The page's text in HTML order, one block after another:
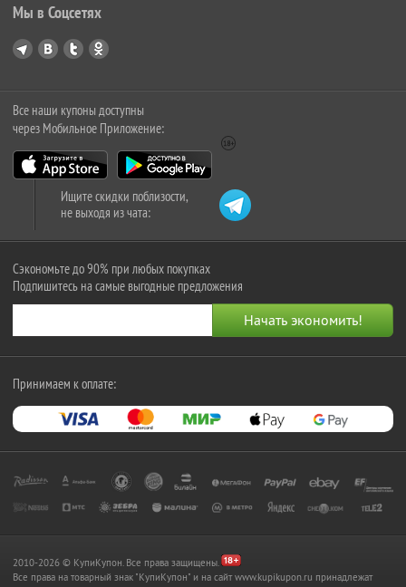
Мы в Соцсетях
Все наши купоны доступны
через Мобильное Приложение:
Ищите скидки поблизости,
не выходя из чата:
Сэкономьте до 90% при любых покупках
Подпишитесь на самые выгодные предложения
Принимаем к оплате:
2010-2026 © КупиКупон. Все права защищены.
Все права на товарный знак "КупиКупон" и на сайт www.kupikupon.ru принадлежат